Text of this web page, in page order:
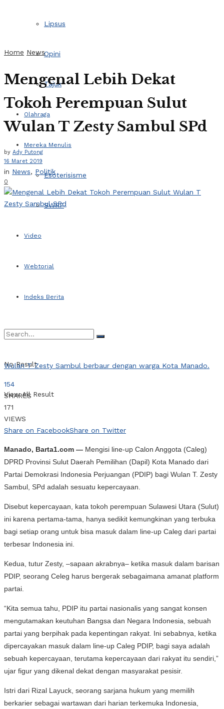
Lipsus
Opini
Tajuk
Olahraga
Mereka Menulis
Esoterisisme
SWRF
Video
Webtorial
Indeks Berita
No Result
View All Result
Home News
Mengenal Lebih Dekat
Tokoh Perempuan Sulut
Wulan T Zesty Sambul SPd
by Ady Putong
16 Maret 2019
in News, Politik
0
Wulan T Zesty Sambul berbaur dengan warga Kota Manado.
154
SHARES
171
VIEWS
Share on FacebookShare on Twitter
Manado, Barta1.com — Mengisi line-up Calon Anggota (Caleg)
DPRD Provinsi Sulut Daerah Pemilihan (Dapil) Kota Manado dari
Partai Demokrasi Indonesia Perjuangan (PDIP) bagi Wulan T. Zesty
Sambul, SPd adalah sesuatu kepercayaan.
Disebut kepercayaan, kata tokoh perempuan Sulawesi Utara (Sulut)
ini karena pertama-tama, hanya sedikit kemungkinan yang terbuka
bagi setiap orang untuk bisa masuk dalam line-up Caleg dari partai
terbesar Indonesia ini.
Kedua, tutur Zesty, –sapaan akrabnya– ketika masuk dalam barisan
PDIP, seorang Celeg harus bergerak sebagaimana amanat platform
partai.
“Kita semua tahu, PDIP itu partai nasionalis yang sangat konsen
mengutamakan keutuhan Bangsa dan Negara Indonesia, sebuah
partai yang berpihak pada kepentingan rakyat. Ini sebabnya, ketika
dipercayakan masuk dalam line-up Caleg PDIP, bagi saya adalah
sebuah kepercayaan, terutama kepercayaan dari rakyat itu sendiri,”
ujar figur yang dikenal dekat dengan masyarakat pesisir.
Istri dari Rizal Layuck, seorang sarjana hukum yang memilih
berkarier sebagai wartawan dari harian terkemuka Indonesia,